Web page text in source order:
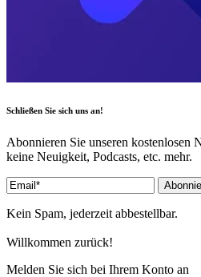
Schließen Sie sich uns an!
Abonnieren Sie unseren kostenlosen
keine Neuigkeit, Podcasts, etc. mehr.
Kein Spam, jederzeit abbestellbar.
Willkommen zurück!
Melden Sie sich bei Ihrem Konto an